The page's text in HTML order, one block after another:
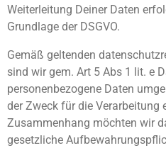
Weiterleitung Deiner Daten
Grundlage der DSGVO.
Gemäß geltenden
sind wir gem. Art 5 Abs 1 lit. e
personenbezogene Daten
der Zweck für die Verarbeitung
Zusammenhang möchten wir
gesetzliche